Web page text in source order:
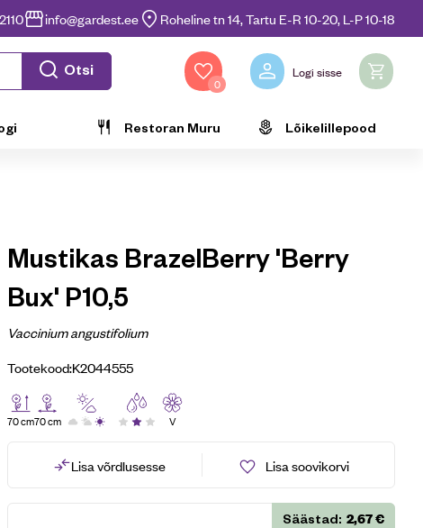
info@gardest.ee Roheline tn 14, Tartu E-R 10-20, L-P 10-18
Otsi
0
Logi sisse
Restoran Muru Lõikelillepood
Mustikas BrazelBerry 'Berry
Bux' P10,5
Vaccinium angustifolium
Tootekood:K2044555
70 cm70 cm V
Lisa võrdlusesse Lisa soovikorvi
Säästad: 2,67€